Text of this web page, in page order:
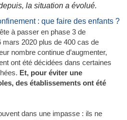
la situation a évolué.
: que faire des enfants ?
à passer en phase 3 de
mars 2020 plus de 400 cas de
nombre continue d’augmenter,
ont été décidées dans certaines
Et, pour éviter une
des établissements ont été
dans une impasse : ils ne